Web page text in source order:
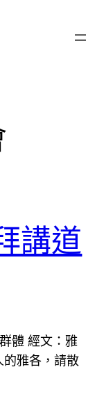
講道
體 經文：雅
的雅各，請散